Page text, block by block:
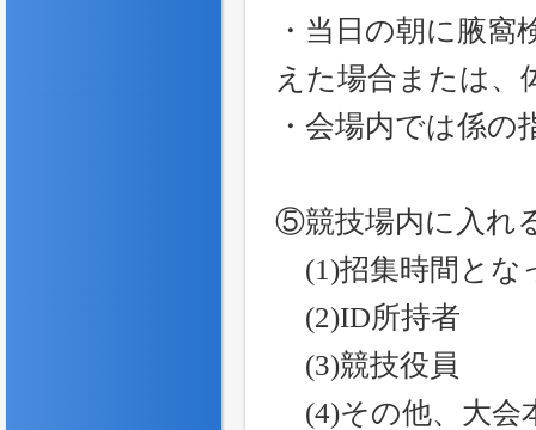
・当日の朝に腋
えた場合または、
・会場内では係
⑤競技場内に入れ
(1)招集時間とな
(2)ID所持者
(3)競技役員
(4)その他、大会